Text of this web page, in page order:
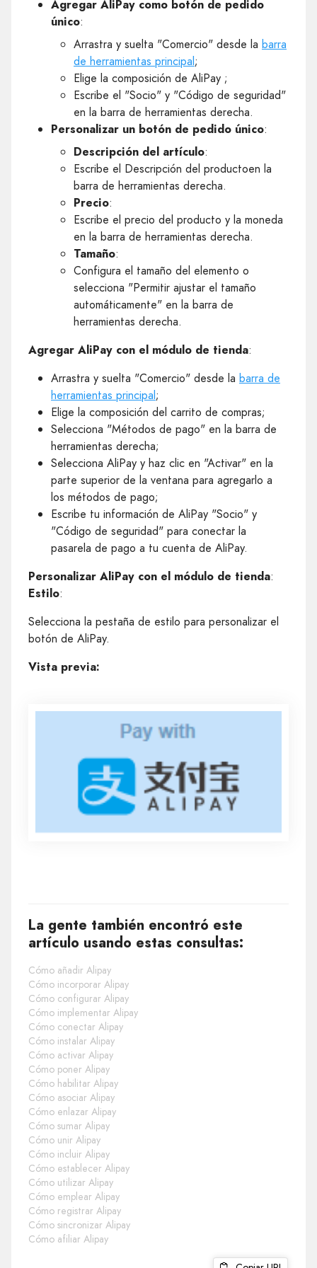
Agregar AliPay como botón de pedido
único:
Arrastra y suelta "Comercio" desde la barra
de herramientas principal;
Elige la composición de AliPay ;
Escribe el "Socio" y "Código de seguridad"
en la barra de herramientas derecha.
Personalizar un botón de pedido único:
Descripción del artículo:
Escribe el Descripción del productoen la
barra de herramientas derecha.
Precio:
Escribe el precio del producto y la moneda
en la barra de herramientas derecha.
Tamaño:
Configura el tamaño del elemento o
selecciona "Permitir ajustar el tamaño
automáticamente" en la barra de
herramientas derecha.
Agregar AliPay con el módulo de tienda:
Arrastra y suelta "Comercio" desde la barra de
herramientas principal;
Elige la composición del carrito de compras;
Selecciona "Métodos de pago" en la barra de
herramientas derecha;
Selecciona AliPay y haz clic en "Activar" en la
parte superior de la ventana para agregarlo a
los métodos de pago;
Escribe tu información de AliPay "Socio" y
"Código de seguridad" para conectar la
pasarela de pago a tu cuenta de AliPay.
Personalizar AliPay con el módulo de tienda:
Estilo:
Selecciona la pestaña de estilo para personalizar el
botón de AliPay.
Vista previa:
La gente también encontró este
artículo usando estas consultas:
Cómo añadir Alipay
Cómo incorporar Alipay
Cómo configurar Alipay
Cómo implementar Alipay
Cómo conectar Alipay
Cómo instalar Alipay
Cómo activar Alipay
Cómo poner Alipay
Cómo habilitar Alipay
Cómo asociar Alipay
Cómo enlazar Alipay
Cómo sumar Alipay
Cómo unir Alipay
Cómo incluir Alipay
Cómo establecer Alipay
Cómo utilizar Alipay
Cómo emplear Alipay
Cómo registrar Alipay
Cómo sincronizar Alipay
Cómo afiliar Alipay